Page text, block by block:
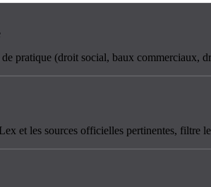
de pratique (droit social, baux commerciaux,
et les sources officielles pertinentes, filtre